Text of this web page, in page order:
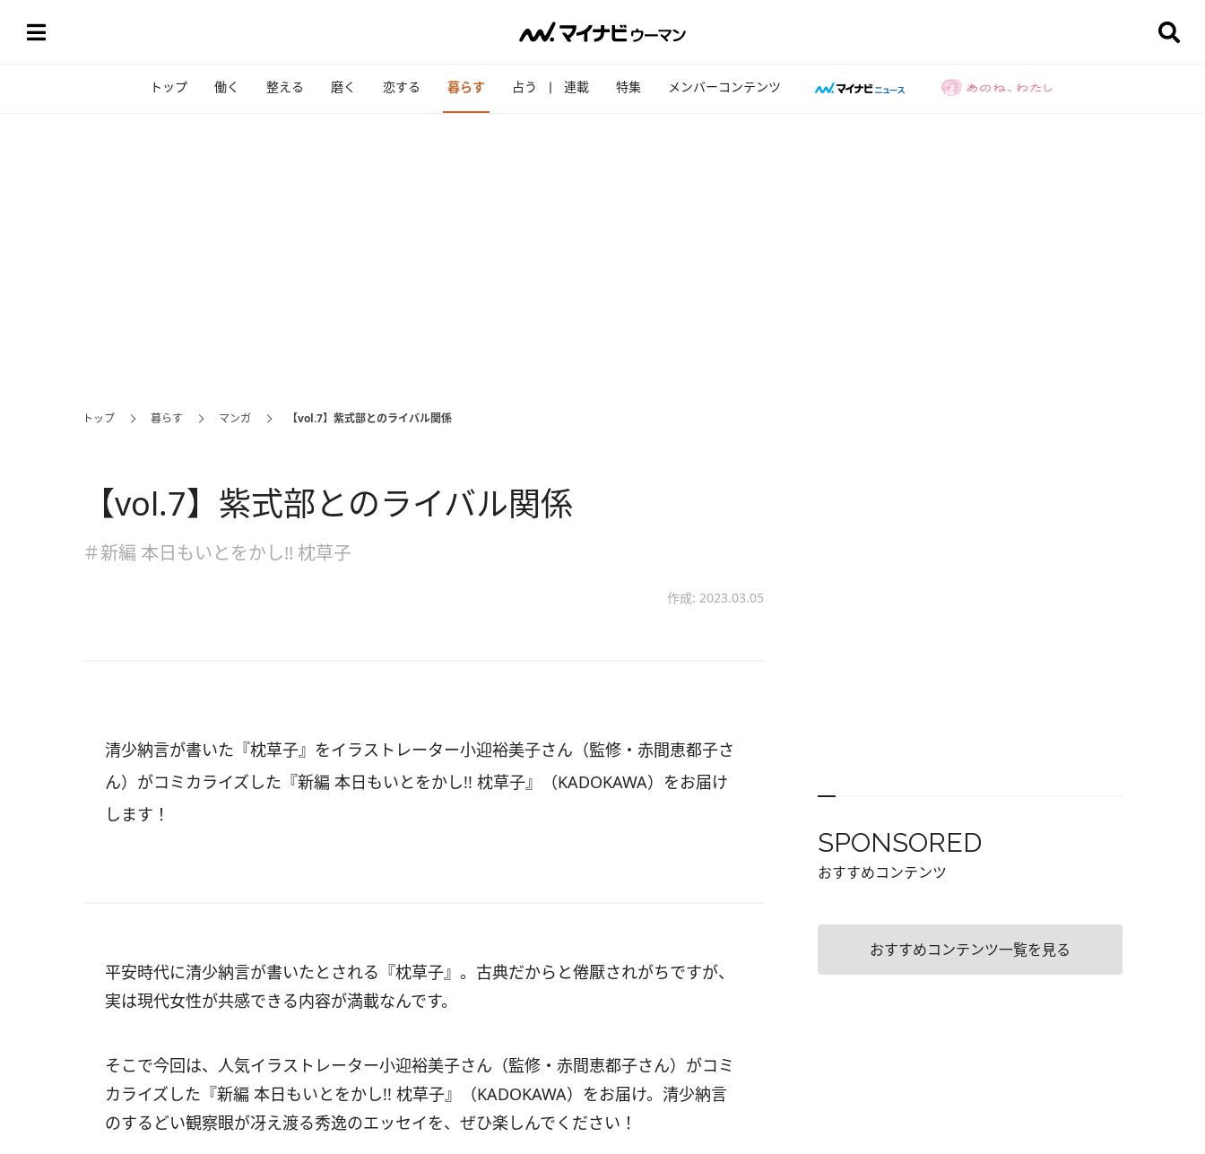
トップ 働く 整える 磨く 恋する 暮らす 占う 連載 特集 メンバーコンテンツ
トップ 暮らす マンガ 【vol.7】紫式部とのライバル関係
【vol.7】紫式部とのライバル関係
＃新編 本日もいとをかし!! 枕草子
作成: 2023.03.05
清少納言が書いた『枕草子』をイラストレーター小迎裕美子さん（監修・赤間恵都子さ
ん）がコミカライズした『新編 本日もいとをかし!! 枕草子』（KADOKAWA）をお届け
します！
平安時代に清少納言が書いたとされる『枕草子』。古典だからと倦厭されがちですが、
実は現代女性が共感できる内容が満載なんです。
そこで今回は、人気イラストレーター小迎裕美子さん（監修・赤間恵都子さん）がコミ
カライズした『新編 本日もいとをかし!! 枕草子』（KADOKAWA）をお届け。清少納言
のするどい観察眼が冴え渡る秀逸のエッセイを、ぜひ楽しんでください！
SPONSORED
おすすめコンテンツ
おすすめコンテンツ一覧を見る